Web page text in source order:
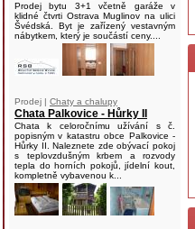
Prodej bytu 3+1 včetně garáže v
klidné čtvrti Ostrava Muglinov na ulici
Švédská. Byt je zařízený vestavným
nábytkem, který je součástí ceny....
Prodej | Chaty a chalupy
Chata Palkovice - Hůrky II
Chata k celoročnímu užívání s č.
popisným v katastru obce Palkovice -
Hůrky II. Naleznete zde obývací pokoj
s teplovzdušným krbem a rozvody
tepla do horních pokojů, jídelní kout,
kompletně vybavenou k...